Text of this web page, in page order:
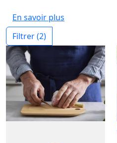
En savoir plus
Filtrer(2)